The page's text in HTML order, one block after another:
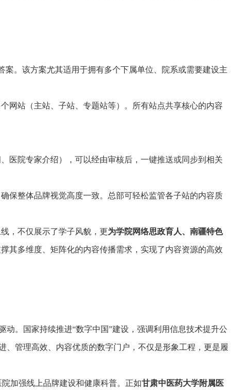
案。该方案尤其适用于拥有多个下属单位、院系或需要建设主
网站（主站、子站、专题站等）。所有站点共享核心的内容
医院专家介绍），可以经由审核后，一键推送或同步到相关
保整体品牌视觉高度一致。总部可轻松监管各子站的内容质
，不仅展示了学子风貌，更为学院网络思政育人、南疆特色
其多维度、矩阵化的内容传播需求，实现了内容资源的高效
。国家持续推进“数字中国”建设，强调利用信息技术提升公
管理高效、内容优质的数字门户，不仅是形象工程，更是履
加强线上品牌建设和健康科普。正如甘肃中医药大学附属医